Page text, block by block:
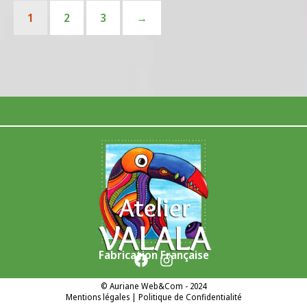
1 2 3 →
Fabrication Française
© Auriane Web&Com - 2024
Mentions légales| Politique de Confidentialité